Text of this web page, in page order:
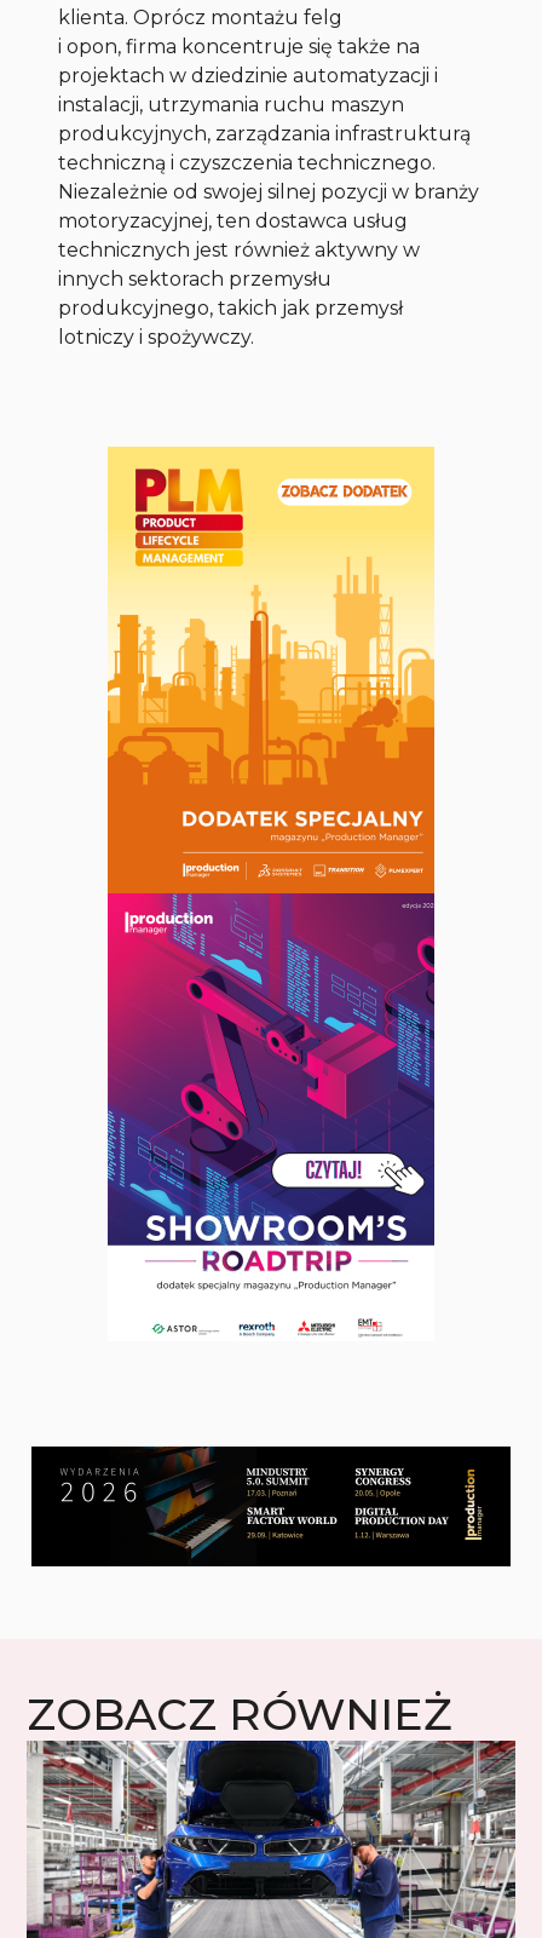
klienta. Oprócz montażu felg
i opon, firma koncentruje się także na
projektach w dziedzinie automatyzacji i
instalacji, utrzymania ruchu maszyn
produkcyjnych, zarządzania infrastrukturą
techniczną i czyszczenia technicznego.
Niezależnie od swojej silnej pozycji w branży
motoryzacyjnej, ten dostawca usług
technicznych jest również aktywny w
innych sektorach przemysłu
produkcyjnego, takich jak przemysł
lotniczy i spożywczy.
ZOBACZ RÓWNIEŻ